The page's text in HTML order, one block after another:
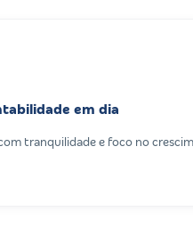
em dia
tranquilidade e foco no